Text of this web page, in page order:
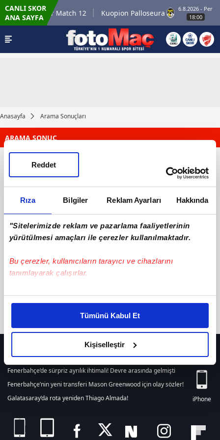
Rıza Bilgiler Reklam Ayarları Hakkında
"Sitelerimizde reklam ve pazarlama faaliyetlerinin
yürütülmesi amaçları ile çerezler kullanılmaktadır.
Bu çerezler, kullanıcıların tarayıcı ve cihazlarını
tanımlayarak çalışırlar.
Bu çerezlere izin vermeniz halinde sizlere özel
daha iyi reklam deneyimi yaşatabiliriz. Bunu yaparken
amacımızın size daha iyi bir reklam deneyimi sunmak
olduğunu ve sizlere en iyi içerikleri sunabilmek adına
elimizden gelen çabayı gösterdiğimizi ve bu noktada,
reklamların maliyetlerimizi karşılamak noktasında tek gelir
Her halükârda, kullanıcılar, bu çerezlere izin vermedikleri
gösterilmeyecektir."
Tümünü Kabul Et
Kişiselleştir
Reddet
CANLI SKOR
ANA SAYFA
Per Winner Match 12 Kuopion Palloseura
6.8.2026 - Per
18:00
Anasayfa Arama Sonuçları
ARAMA SONUÇ
텔래@bitcoinsyri:⟡trc20구매대행테더코인추척피하기ile ilgili
içerik bulunamamıştır. Arama alanından yeni bir arama
listelemek içintıklayınız.
HER YERDE!
Fenerbahçe’de sürpriz ayrılık ihtimali! Devre arasında gelmişti
Fenerbahçe’nin yeni transferi Mason Greenwood için olay sözler!
Galatasaray’da rota yeniden Thiago Almada!
iPhone